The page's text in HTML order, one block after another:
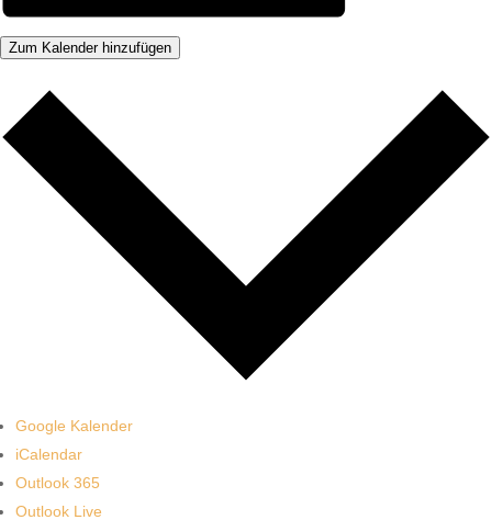
Zum Kalender hinzufügen
Google Kalender
iCalendar
Outlook 365
Outlook Live